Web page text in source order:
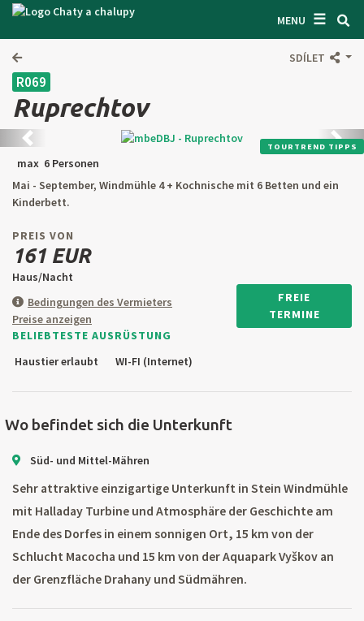
MENU ☰
SUCHEN UNTERKUNFT
BEDINGUNGEN
ÜBER UNS
KONTAKTE
EINGANG FÜR DEN EIGENTÜMER
SUCHEN AUF WEBSITE
OBJEKT ANBIETEN
CZ
SDÍLET
R069
Ruprechtov
Zurück TOURTREND TIPPS
max 6 Personen
Mai - September, Windmühle 4 + Kochnische mit 6 Betten und ein
Kinderbett.
PREIS VON
161 EUR
Haus/Nacht
Bedingungen des Vermieters
Preise anzeigen
FREIE
TERMINE
BELIEBTESTE AUSRÜSTUNG
Haustier erlaubt
WI-FI (Internet)
Wo befindet sich die Unterkunft
Süd- und Mittel-Mähren
Sehr attraktive einzigartige Unterkunft in Stein Windmühle
mit Halladay Turbine und Atmosphäre der Geschichte am
Ende des Dorfes in einem sonnigen Ort, 15 km von der
Schlucht Macocha und 15 km von der Aquapark Vyškov an
der Grenzfläche Drahany und Südmähren.